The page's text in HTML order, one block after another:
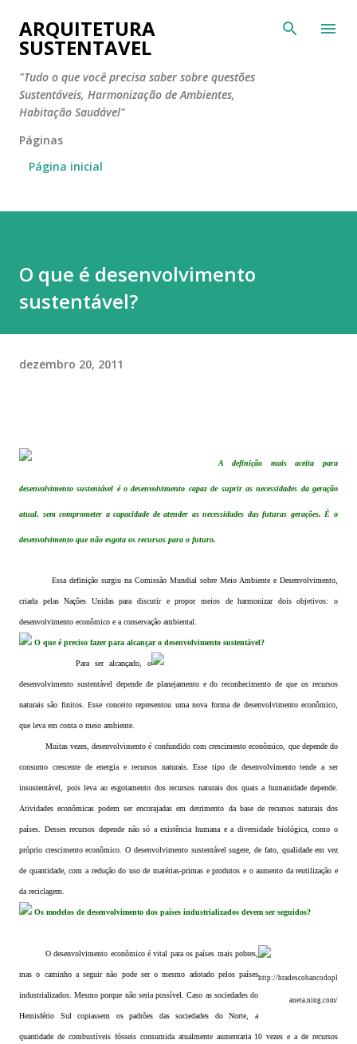
Pular para o conteúdo principal
ARQUITETURA
SUSTENTAVEL
"Tudo o que você precisa saber sobre questões
Sustentáveis, Harmonização de Ambientes,
Habitação Saudável"
Páginas
Página inicial
O que é desenvolvimento
sustentável?
dezembro 20, 2011
A definição mais aceita para
desenvolvimento sustentável é o desenvolvimento capaz de suprir as necessidades da geração
atual, sem comprometer a capacidade de atender as necessidades das futuras gerações. É o
desenvolvimento que não esgota os recursos para o futuro.
Essa definição surgiu na Comissão Mundial sobre Meio Ambiente e Desenvolvimento,
criada pelas Nações Unidas para discutir e propor meios de harmonizar dois objetivos: o
desenvolvimento econômico e a conservação ambiental.
O que é preciso fazer para alcançar o desenvolvimento sustentável?
Para ser alcançado, o
desenvolvimento sustentável depende de planejamento e do reconhecimento de que os recursos
naturais são finitos. Esse conceito representou uma nova forma de desenvolvimento econômico,
que leva em conta o meio ambiente.
Muitas vezes, desenvolvimento é confundido com crescimento econômico, que depende do
consumo crescente de energia e recursos naturais. Esse tipo de desenvolvimento tende a ser
insustentável, pois leva ao esgotamento dos recursos naturais dos quais a humanidade depende.
Atividades econômicas podem ser encorajadas em detrimento da base de recursos naturais dos
países. Desses recursos depende não só a existência humana e a diversidade biológica, como o
próprio crescimento econômico. O desenvolvimento sustentável sugere, de fato, qualidade em vez
de quantidade, com a redução do uso de matérias-primas e produtos e o aumento da reutilização e
da reciclagem.
Os modelos de desenvolvimento dos países industrializados devem ser seguidos?
http://bradescobancodopl
aneta.ning.com/
O desenvolvimento econômico é vital para os países mais pobres,
mas o caminho a seguir não pode ser o mesmo adotado pelos países
industrializados. Mesmo porque não seria possível. Caso as sociedades do
Hemisfério Sul copiassem os padrões das sociedades do Norte, a
quantidade de combustíveis fósseis consumida atualmente aumentaria 10 vezes e a de recursos